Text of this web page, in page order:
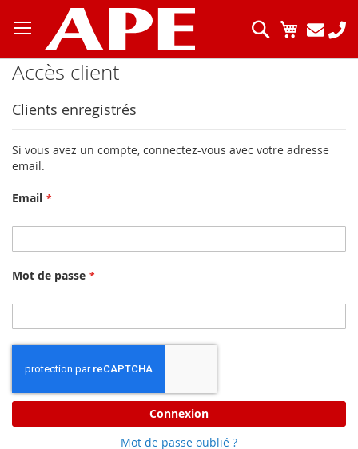
au
contenu
Mon
Chercher
Accès client
Clients enregistrés
Si vous avez un compte, connectez-vous avec votre adresse
email.
Email
Mot de passe
Connexion
Mot de passe oublié ?